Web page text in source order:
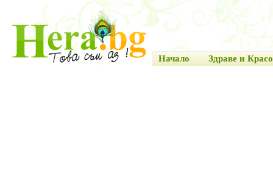
Начало Здраве и